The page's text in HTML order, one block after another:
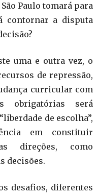
Paulo tomará para
contornar a disputa
uma e outra vez, o
de repressão,
curricular com
obrigatórias será
de escolha”,
em constituir
direções, como
decisões.
desafios, diferentes